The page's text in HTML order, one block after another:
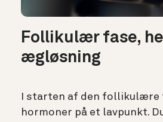
Follikulær fase,
ægløsning
I starten af den follikulære
hormoner på et lavpunkt.